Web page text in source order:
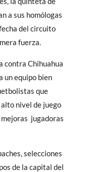
a sus homólogas
del circuito
fuerza.
contra Chihuahua
un equipo bien
que
nivel de juego
jugadoras
selecciones
de la capital del